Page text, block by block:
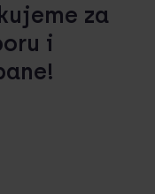
za
i